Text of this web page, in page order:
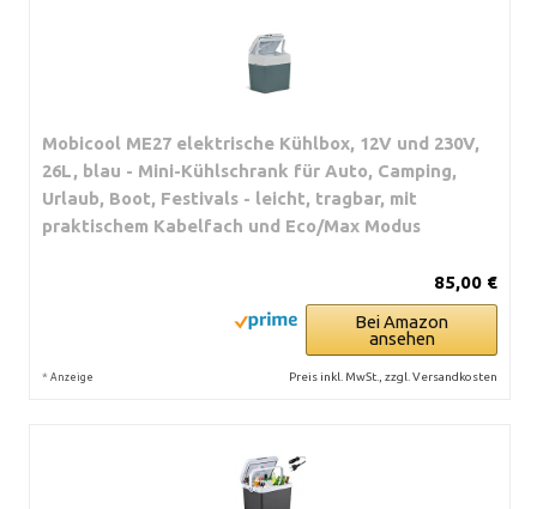
Mobicool ME27 elektrische Kühlbox, 12V und 230V,
26L, blau - Mini-Kühlschrank für Auto, Camping,
Urlaub, Boot, Festivals - leicht, tragbar, mit
praktischem Kabelfach und Eco/Max Modus
85,00 €
Bei Amazon
ansehen
* Anzeige Preis inkl. MwSt., zzgl. Versandkosten